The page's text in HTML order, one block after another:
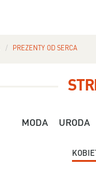
PREZENTY OD SERCA
MODA URODA